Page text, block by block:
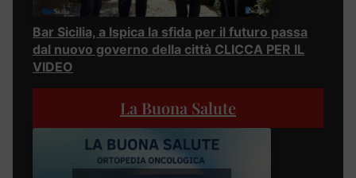
Bar Sicilia, a Ispica la sfida per il futuro passa
dal nuovo governo della città CLICCA PER IL
VIDEO
La Buona Salute